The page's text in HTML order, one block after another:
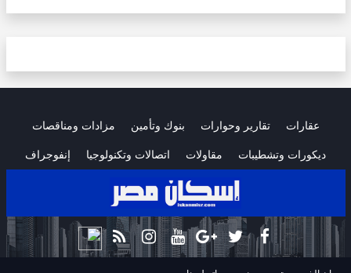
عقارات تقارير وحوارات بنوك وتأمين مزادات ومناقصات
ديكورات وتشطيبات مقاولات اتصالات وتكنولوجيا إنفوجراف